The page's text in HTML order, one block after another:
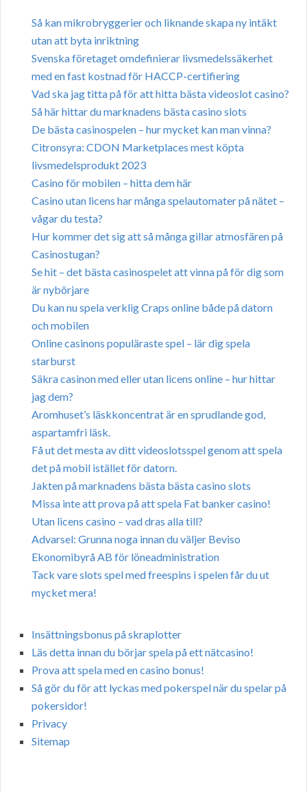
Så kan mikrobryggerier och liknande skapa ny intäkt
utan att byta inriktning
Svenska företaget omdefinierar livsmedelssäkerhet
med en fast kostnad för HACCP-certifiering
Vad ska jag titta på för att hitta bästa videoslot casino?
Så här hittar du marknadens bästa casino slots
De bästa casinospelen – hur mycket kan man vinna?
Citronsyra: CDON Marketplaces mest köpta
livsmedelsprodukt 2023
Casino för mobilen – hitta dem här
Casino utan licens har många spelautomater på nätet –
vågar du testa?
Hur kommer det sig att så många gillar atmosfären på
Casinostugan?
Se hit – det bästa casinospelet att vinna på för dig som
är nybörjare
Du kan nu spela verklig Craps online både på datorn
och mobilen
Online casinons populäraste spel – lär dig spela
starburst
Säkra casinon med eller utan licens online – hur hittar
jag dem?
Aromhuset’s läskkoncentrat är en sprudlande god,
aspartamfri läsk.
Få ut det mesta av ditt videoslotsspel genom att spela
det på mobil istället för datorn.
Jakten på marknadens bästa bästa casino slots
Missa inte att prova på att spela Fat banker casino!
Utan licens casino – vad dras alla till?
Advarsel: Grunna noga innan du väljer Beviso
Ekonomibyrå AB för löneadministration
Tack vare slots spel med freespins i spelen får du ut
mycket mera!
Insättningsbonus på skraplotter
Läs detta innan du börjar spela på ett nätcasino!
Prova att spela med en casino bonus!
Så gör du för att lyckas med pokerspel när du spelar på
pokersidor!
Privacy
Sitemap